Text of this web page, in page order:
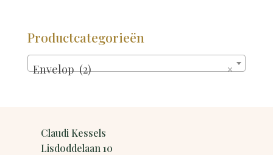
Productcategorieën
×
Envelop (2)
Claudi Kessels
Lisdoddelaan 10